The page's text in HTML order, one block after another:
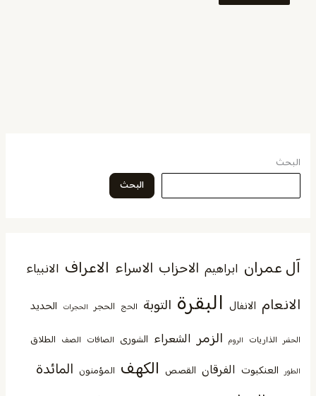
البحث
البحث
آل عمران ابراهيم الاحزاب الاسراء الاعراف الانبياء
الانعام الانفال البقرة التوبة الحج الحجر الحجرات الحديد
الحشر الذاريات الروم الزمر الشعراء الشورى الصافات الصف الطلاق
الطور العنكبوت الفرقان القصص الكهف المؤمنون المائدة